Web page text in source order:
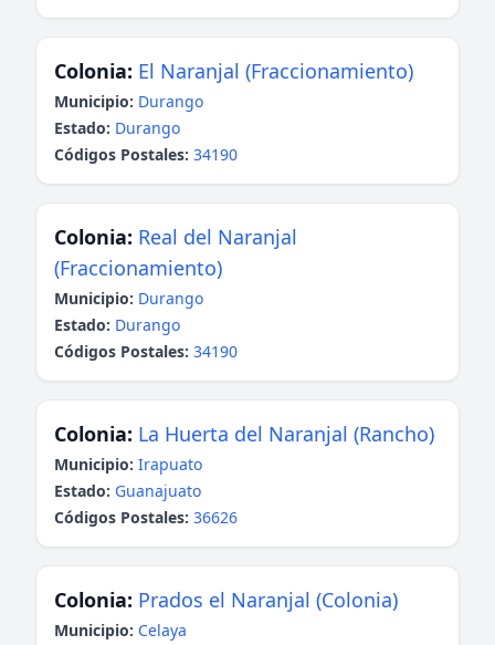
Colonia: El Naranjal (Fraccionamiento)
Municipio: Durango
Estado: Durango
Códigos Postales: 34190
Colonia: Real del Naranjal
(Fraccionamiento)
Municipio: Durango
Estado: Durango
Códigos Postales: 34190
Colonia: La Huerta del Naranjal (Rancho)
Municipio: Irapuato
Estado: Guanajuato
Códigos Postales: 36626
Colonia: Prados el Naranjal (Colonia)
Municipio: Celaya